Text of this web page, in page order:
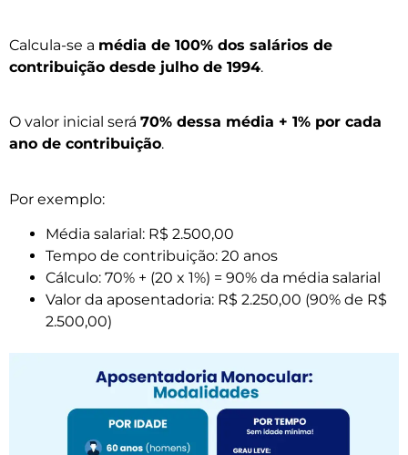
Calcula-se a média de 100% dos salários de
contribuição desde julho de 1994.
O valor inicial será 70% dessa média + 1% por cada
ano de contribuição.
Por exemplo:
Média salarial: R$ 2.500,00
Tempo de contribuição: 20 anos
Cálculo: 70% + (20 x 1%) = 90% da média salarial
Valor da aposentadoria: R$ 2.250,00 (90% de R$
2.500,00)